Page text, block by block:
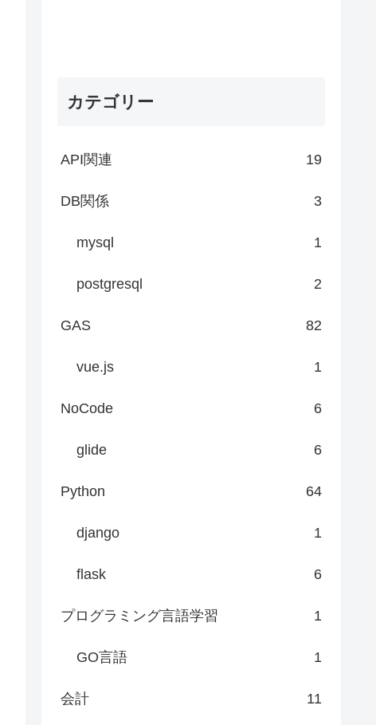
カテゴリー
API関連 19
DB関係 3
mysql 1
postgresql 2
GAS 82
vue.js 1
NoCode 6
glide 6
Python 64
django 1
flask 6
プログラミング言語学習 1
GO言語 1
会計 11